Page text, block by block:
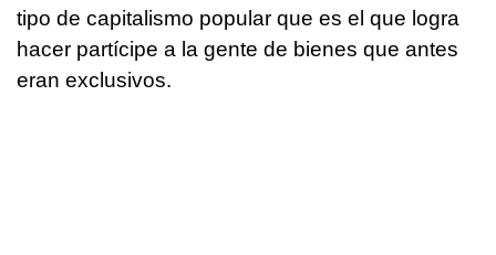
tipo de capitalismo popular que es el que logra
hacer partícipe a la gente de bienes que antes
eran exclusivos.